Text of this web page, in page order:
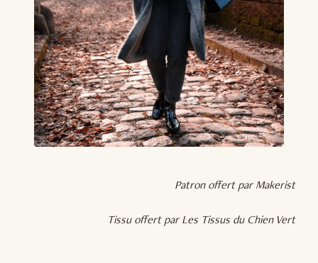
Patron offert par Makerist
Tissu offert par Les Tissus du Chien Vert